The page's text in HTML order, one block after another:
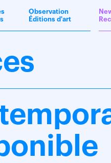
Observation
Éditions d'art